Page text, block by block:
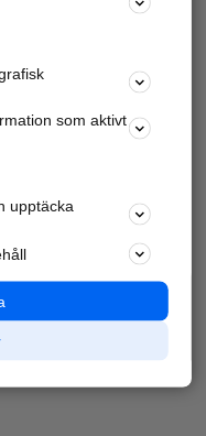
som aktivt
upptäcka